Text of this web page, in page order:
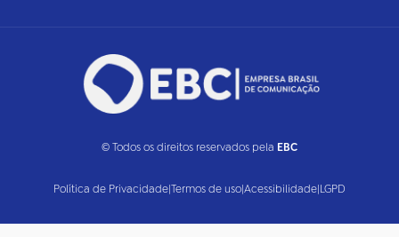
© Todos os direitos reservados pela EBC
Política de Privacidade|Termos de uso|Acessibilidade|LGPD